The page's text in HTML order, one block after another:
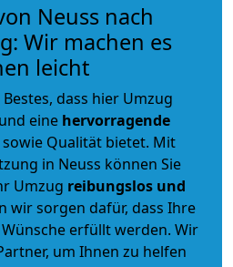
Neuss nach
Wir machen es
leicht
dass hier Umzug
und eine hervorragende
sowie Qualität bietet. Mit
in Neuss können Sie
Umzug reibungslos und
wir sorgen dafür, dass Ihre
erfüllt werden. Wir
um Ihnen zu helfen